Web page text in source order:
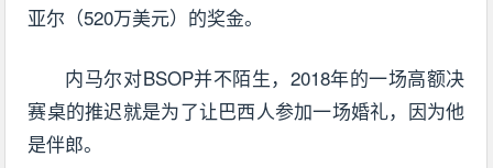
亚尔（520万美元）的奖金。
内马尔对BSOP并不陌生，2018年的一场高额决
赛桌的推迟就是为了让巴西人参加一场婚礼，因为他
是伴郎。